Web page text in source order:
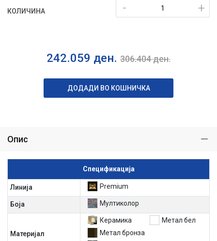
КОЛИЧИНА +
-
242.059 ден. 306.404ден.
ДОДАДИ ВО КОШНИЧКА
Опис
Спецификација
Линија Premium
Боја Мултиколор
Материјал
Керамика
Метал бел
Метал бронза